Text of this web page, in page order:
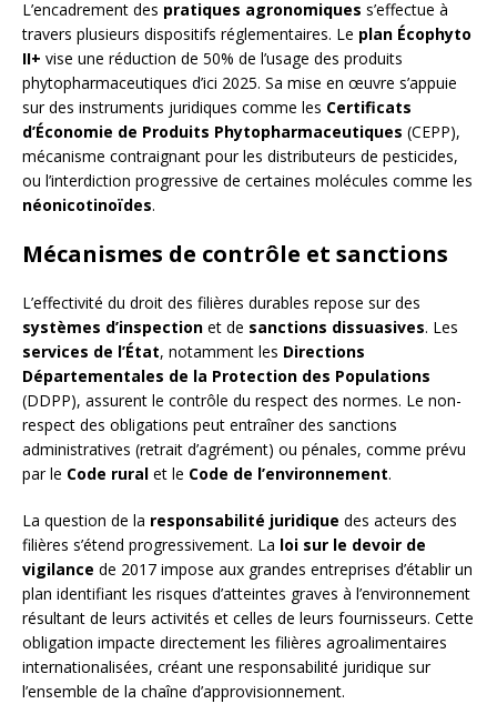
L’encadrement des pratiques agronomiques s’effectue à
travers plusieurs dispositifs réglementaires. Le plan Écophyto
II+ vise une réduction de 50% de l’usage des produits
phytopharmaceutiques d’ici 2025. Sa mise en œuvre s’appuie
sur des instruments juridiques comme les Certificats
d’Économie de Produits Phytopharmaceutiques (CEPP),
mécanisme contraignant pour les distributeurs de pesticides,
ou l’interdiction progressive de certaines molécules comme les
néonicotinoïdes.
Mécanismes de contrôle et sanctions
L’effectivité du droit des filières durables repose sur des
systèmes d’inspection et de sanctions dissuasives. Les
services de l’État, notamment les Directions
Départementales de la Protection des Populations
(DDPP), assurent le contrôle du respect des normes. Le non-
respect des obligations peut entraîner des sanctions
administratives (retrait d’agrément) ou pénales, comme prévu
par le Code rural et le Code de l’environnement.
La question de la responsabilité juridique des acteurs des
filières s’étend progressivement. La loi sur le devoir de
vigilance de 2017 impose aux grandes entreprises d’établir un
plan identifiant les risques d’atteintes graves à l’environnement
résultant de leurs activités et celles de leurs fournisseurs. Cette
obligation impacte directement les filières agroalimentaires
internationalisées, créant une responsabilité juridique sur
l’ensemble de la chaîne d’approvisionnement.